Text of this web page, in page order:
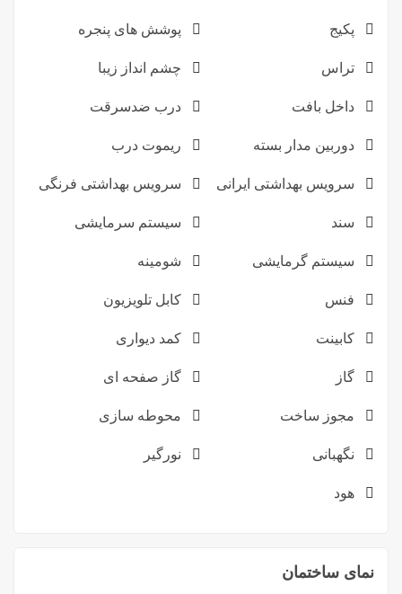
پکیج پوشش های پنجره
تراس چشم انداز زیبا
داخل بافت درب ضدسرقت
دوربین مدار بسته ریموت درب
سرویس بهداشتی ایرانی سرویس بهداشتی فرنگی
سند سیستم سرمایشی
سیستم گرمایشی شومینه
فنس کابل تلویزیون
کابینت کمد دیواری
گاز گاز صفحه ای
مجوز ساخت محوطه سازی
نگهبانی نورگیر
هود
نمای ساختمان